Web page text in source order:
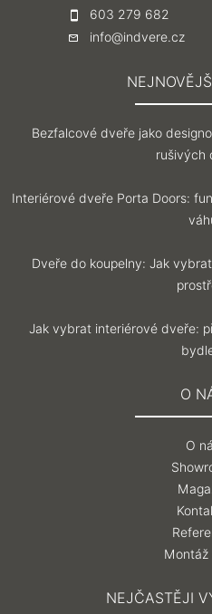
603 279 682
info@indvere.cz
Bezfalcové dveře jako
rušivých
Interiérové dveře Porta Doors:
Dveře do koupelny: Jak
Jak vybrat interiérové dveře:
O
O
Montáž
NEJČASTĚJI